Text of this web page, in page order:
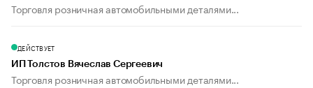
Торговля розничная автомобильными деталями...
ДЕЙСТВУЕТ
ИП Толстов Вячеслав Сергеевич
Торговля розничная автомобильными деталями...